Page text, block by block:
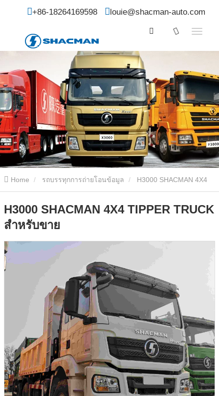
+86-18264169598 louie@shacman-auto.com
Home รถบรรทุกการถ่ายโอนข้อมูล
H3000 SHACMAN 4X4 TIPPER TRUCK
สําหรับขาย